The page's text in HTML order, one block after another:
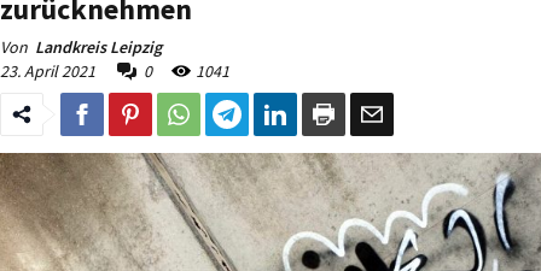
zurücknehmen
Von Landkreis Leipzig
23. April 2021
0 1041